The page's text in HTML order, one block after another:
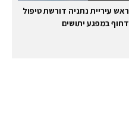
ראש עיריית נתניה דורשת טיפול
דחוף במפגע יתושים